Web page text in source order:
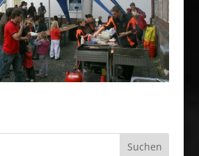
Suchen